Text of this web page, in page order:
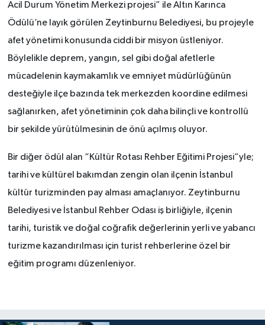
Acil Durum Yönetim Merkezi projesi” ile Altın Karınca
Ödülü’ne layık görülen Zeytinburnu Belediyesi, bu projeyle
afet yönetimi konusunda ciddi bir misyon üstleniyor.
Böylelikle deprem, yangın, sel gibi doğal afetlerle
mücadelenin kaymakamlık ve emniyet müdürlüğünün
desteğiyle ilçe bazında tek merkezden koordine edilmesi
sağlanırken, afet yönetiminin çok daha bilinçli ve kontrollü
bir şekilde yürütülmesinin de önü açılmış oluyor.
Bir diğer ödül alan “Kültür Rotası Rehber Eğitimi Projesi”yle;
tarihi ve kültürel bakımdan zengin olan ilçenin İstanbul
kültür turizminden pay alması amaçlanıyor. Zeytinburnu
Belediyesi ve İstanbul Rehber Odası iş birliğiyle, ilçenin
tarihi, turistik ve doğal coğrafik değerlerinin yerli ve yabancı
turizme kazandırılması için turist rehberlerine özel bir
eğitim programı düzenleniyor.